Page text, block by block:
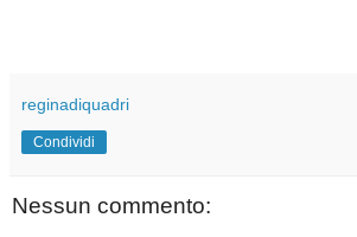
reginadiquadri
Condividi
Nessun commento: